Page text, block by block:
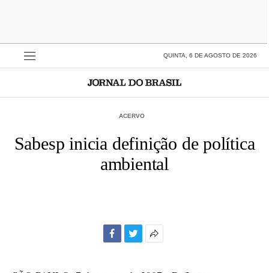
QUINTA, 6 DE AGOSTO DE 2026
ACERVO
Sabesp inicia definição de política
ambiental